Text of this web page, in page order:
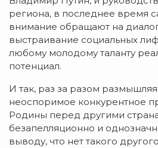
региона, в последнее время
внимание обращают на
выстраивание социальных
любому молодому таланту
потенциал.
И так, раз за разом
неоспоримое конкурентное
Родины перед другими
безапелляционно и
выводу, что нет такого